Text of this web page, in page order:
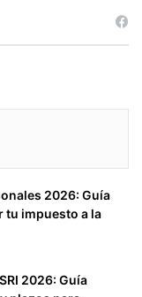
2026: Guía
tu impuesto a la
2026: Guía